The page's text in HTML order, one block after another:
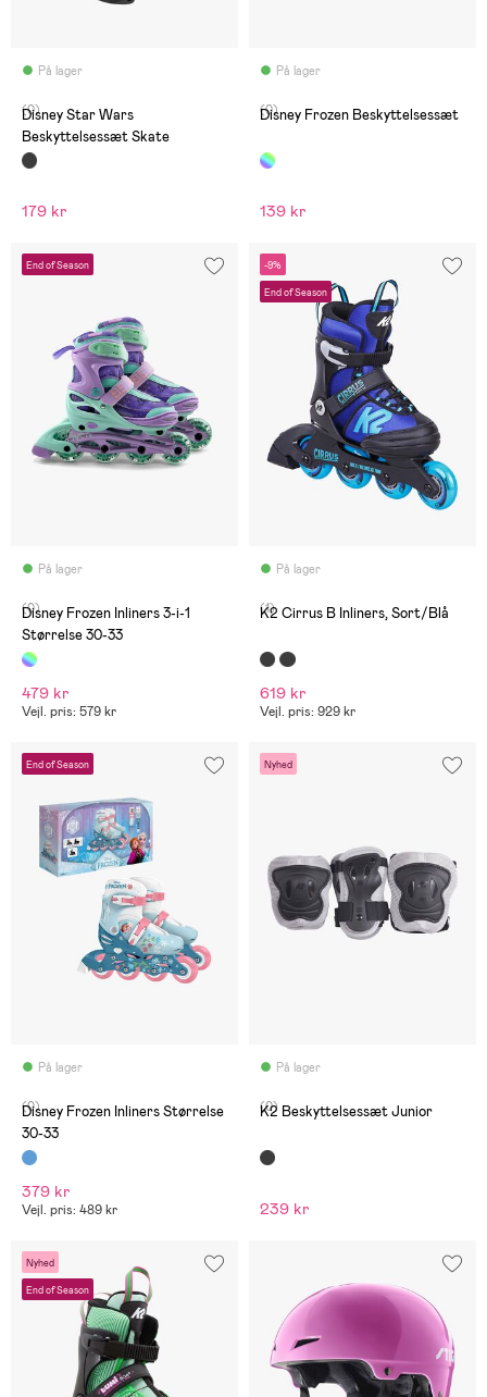
På lager
(0)
Disney Star Wars
Beskyttelsessæt Skate
179 kr
På lager
(0)
Disney Frozen Beskyttelsessæt
139 kr
End of Season
På lager
(0)
Disney Frozen Inliners 3-i-1
Størrelse 30-33
479 kr
Vejl. pris: 579 kr
-9%
End of Season
På lager
(1)
K2 Cirrus B Inliners, Sort/Blå
619 kr
Vejl. pris: 929 kr
End of Season
På lager
(0)
Disney Frozen Inliners Størrelse
30-33
379 kr
Vejl. pris: 489 kr
Nyhed
På lager
(0)
K2 Beskyttelsessæt Junior
239 kr
Nyhed
End of Season